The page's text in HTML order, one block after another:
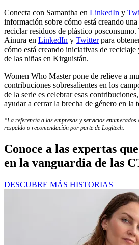
Conecta con Samantha en LinkedIn y
información sobre cómo está creando
reciclar residuos de plástico
Ainura en LinkedIn y Twitterpara
cómo está creando iniciativas de
de las niñas en Kirguistán.
Women Who Master pone de relieve a
contribuciones sobresalientes en los
de la serie es celebrar esas
ayudar a cerrar la brecha de género en la
*La referencia a las empresas y servicios
respaldo o recomendación por parte de Logitech.
Conoce a las expertas
en la vanguardia de las
DESCUBRE MÁS HISTORIAS